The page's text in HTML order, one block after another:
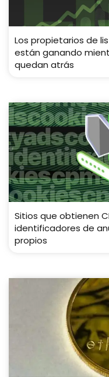
Los propietarios de
están ganando
quedan atrás
Sitios que obtienen
identificadores de
propios